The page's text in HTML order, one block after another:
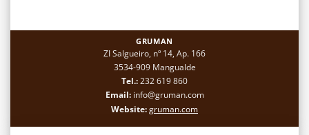
GRUMAN
ZI Salgueiro, nº 14, Ap. 166
3534-909 Mangualde
Tel.:232 619 860
Email:info@gruman.com
Website:gruman.com